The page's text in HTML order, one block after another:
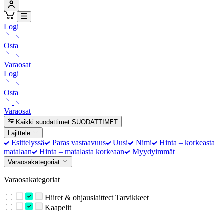
Logi
Osta
Varaosat
Logi
Osta
Varaosat
Kaikki suodattimet SUODATTIMET
Lajittele
Esittelyssä Paras vastaavuus Uusi Nimi
Hinta – korkeasta
matalaan
Hinta – matalasta korkeaan Myydyimmät
Varaosakategoriat
Varaosakategoriat
Hiiret & ohjauslaitteet Tarvikkeet
Kaapelit